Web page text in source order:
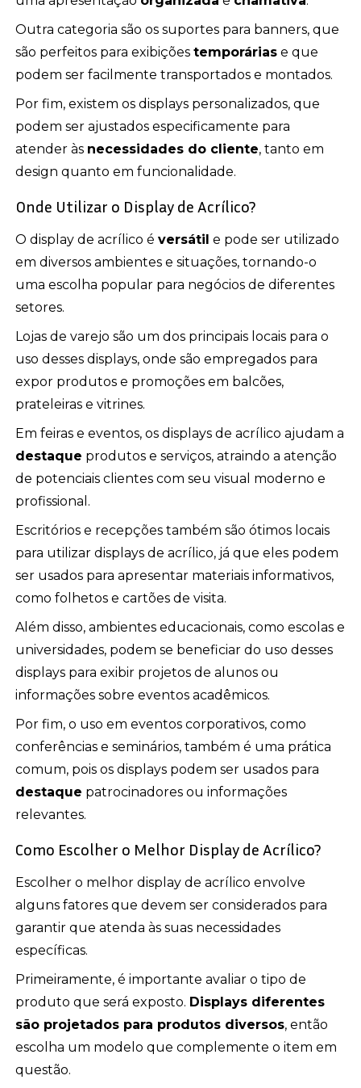
Outra categoria são os suportes para banners, que
são perfeitos para exibiçõestemporárias e que
podem ser facilmente transportados e montados.
Por fim, existem os displays personalizados, que
podem ser ajustados especificamente para
atender às necessidades do cliente, tanto em
design quanto em funcionalidade.
Onde Utilizar o Display de Acrílico?
O display de acrílico éversátil e pode ser utilizado
em diversos ambientes e situações, tornando-o
uma escolha popular para negócios de diferentes
setores.
Lojas de varejo são um dos principais locais para o
uso desses displays, onde são empregados para
expor produtos e promoções em balcões,
prateleiras e vitrines.
Em feiras e eventos, os displays de acrílico ajudam a
destaque produtos e serviços, atraindo a atenção
de potenciais clientes com seu visual moderno e
profissional.
Escritórios e recepções também são ótimos locais
para utilizar displays de acrílico, já que eles podem
ser usados para apresentar materiais informativos,
como folhetos e cartões de visita.
Além disso, ambientes educacionais, como escolas e
universidades, podem se beneficiar do uso desses
displays para exibir projetos de alunos ou
informações sobre eventos acadêmicos.
Por fim, o uso em eventos corporativos, como
conferências e seminários, também é uma prática
comum, pois os displays podem ser usados para
destaque patrocinadores ou informações
relevantes.
Como Escolher o Melhor Display de Acrílico?
Escolher o melhor display de acrílico envolve
alguns fatores que devem ser considerados para
garantir que atenda às suas necessidades
específicas.
Primeiramente, é importante avaliar o tipo de
produto que será exposto. Displays diferentes
são projetados para produtos diversos, então
escolha um modelo que complemente o item em
questão.